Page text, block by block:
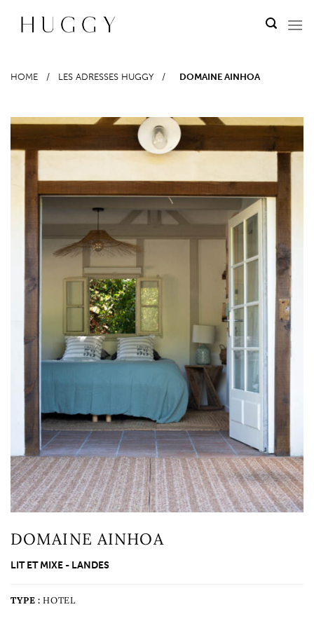
HOME / LES ADRESSES HUGGY / DOMAINE AINHOA
DOMAINE AINHOA
LIT ET MIXE - LANDES
TYPE : HOTEL